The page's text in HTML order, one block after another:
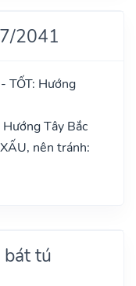
2041
TỐT: Hướng
Tây Bắc
nên tránh:
tú